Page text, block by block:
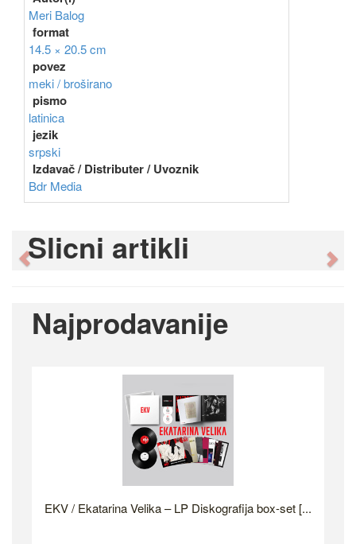
Meri Balog
format
14.5 × 20.5 cm
povez
meki / broširano
pismo
latinica
jezik
srpski
Izdavač / Distributer / Uvoznik
Bdr Media
Slicni artikli
Previous
Najprodavanije
EKV / Ekatarina Velika – LP Diskografija box-set [...